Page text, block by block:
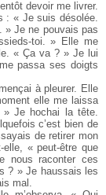
devoir me livrer.
: « Je suis désolée.
» Je ne pouvais pas
toi. » Elle me
« Ça va ? » Je lui
passa ses doigts
à pleurer. Elle
elle me laissa
Je hochai la tête.
c’est bien de
de retirer mon
« peut-être que
nous raconter ces
? » Je haussais les
mal.